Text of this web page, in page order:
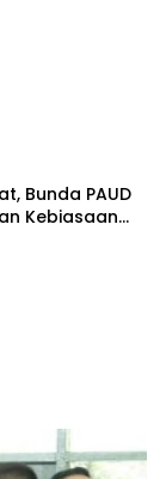
Bunda PAUD
Kebiasaan